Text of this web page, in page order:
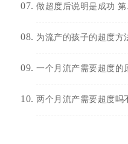
做超度后说明是成功
为流产的孩子的超度方
一个月流产需要超度的
两个月流产需要超度吗